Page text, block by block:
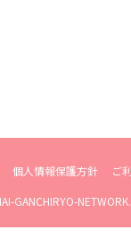
個人情報保護方針 ご
GANCHIRYO-